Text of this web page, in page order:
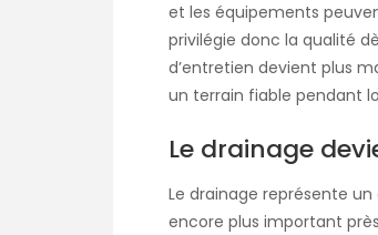
et les équipements
privilégie donc la qualité
d’entretien devient plus
un terrain fiable pendant
Le drainage
Le drainage représente
encore plus important